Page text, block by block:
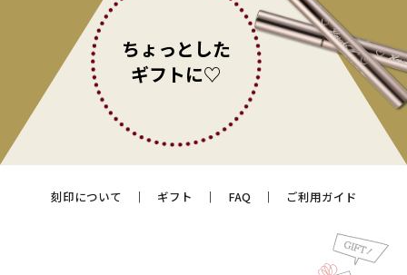
ちょっとした
ギフトに♡
刻印について ギフト FAQ ご利用ガイド